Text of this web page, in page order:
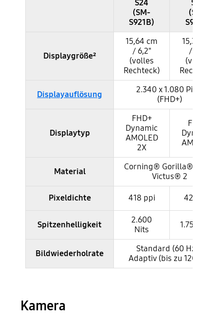
S24
(SM-
S921B)
S23
(SM-
S911B)
Displaygröße²
15,64 cm
/ 6,2"
(volles
Rechteck)
15,39 cm
/ 6,1“
(volles
Rechteck)
Displayauflösung
2.340 x 1.080 Pixel
(FHD+)
Displaytyp
FHD+
Dynamic
AMOLED
2X
FHD+
Dynamic
AMOLED
Material
Corning® Gorilla® Glass
Victus® 2
Pixeldichte 418 ppi 425 ppi
Spitzenhelligkeit
2.600
Nits
1.750 Nits
Bildwiederholrate
Standard (60 Hz) /
Adaptiv (bis zu 120 Hz)
Kamera